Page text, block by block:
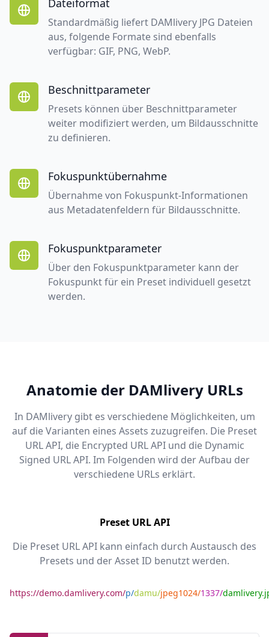
Dateiformat
Standardmäßig liefert DAMlivery JPG Dateien
aus, folgende Formate sind ebenfalls
verfügbar: GIF, PNG, WebP.
Beschnittparameter
Presets können über Beschnittparameter
weiter modifiziert werden, um Bildausschnitte
zu definieren.
Fokuspunktübernahme
Übernahme von Fokuspunkt-Informationen
aus Metadatenfeldern für Bildausschnitte.
Fokuspunktparameter
Über den Fokuspunktparameter kann der
Fokuspunkt für ein Preset individuell gesetzt
werden.
Anatomie der DAMlivery URLs
In DAMlivery gibt es verschiedene Möglichkeiten, um
auf die Varianten eines Assets zuzugreifen. Die Preset
URL API, die Encrypted URL API und die Dynamic
Signed URL API. Im Folgenden wird der Aufbau der
verschiedene URLs erklärt.
Preset URL API
Die Preset URL API kann einfach durch Austausch des
Presets und der Asset ID benutzt werden.
https://demo.damlivery.com/p/damu/jpeg1024/1337/